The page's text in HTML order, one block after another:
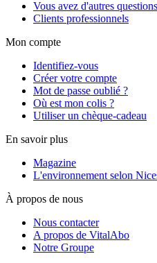
Vous avez d'autres
Clients professionnels
Mon compte
Identifiez-vous
Créer votre compte
Mot de passe oublié ?
Où est mon colis ?
Utiliser un chèque-cadeau
En savoir plus
Magazine
L'environnement selon
À propos de nous
Nous contacter
A propos de VitalAbo
Notre Groupe